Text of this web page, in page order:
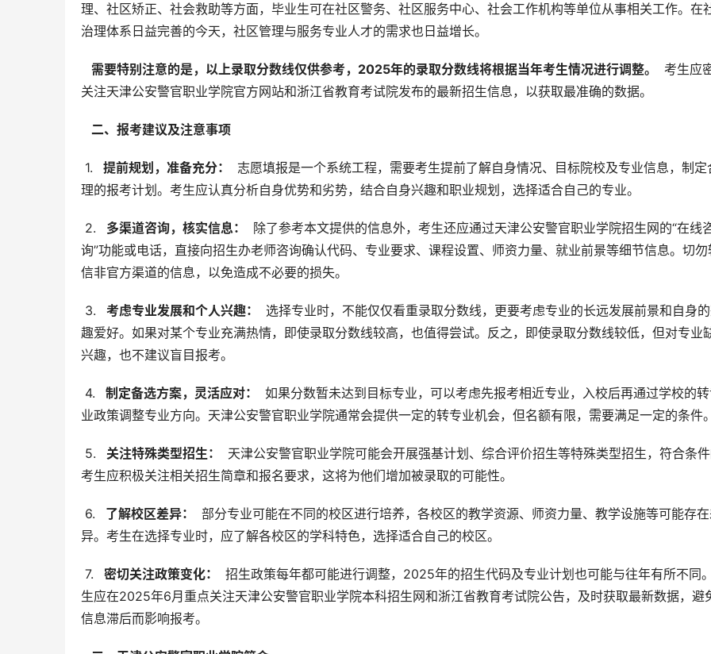
理、社区矫正、社会救助等方面，毕业生可在社区警务、社区服务中心、社会工作机构等单位从事相关工作。在
治理体系日益完善的今天，社区管理与服务专业人才的需求也日益增长。
  需要特别注意的是，以上录取分数线仅供参考，2025年的录取分数线将根据当年考生情况进行调整。
考生应
关注天津公安警官职业学院官方网站和浙江省教育考试院发布的最新招生信息，以获取最准确的数据。
  二、报考建议及注意事项
1.
  提前规划，准备充分：
志愿填报是一个系统工程，需要考生提前了解自身情况、目标院校及专业信息，制定
理的报考计划。考生应认真分析自身优势和劣势，结合自身兴趣和职业规划，选择适合自己的专业。
2.
  多渠道咨询，核实信息：
除了参考本文提供的信息外，考生还应通过天津公安警官职业学院招生网的“在线
询”功能或电话，直接向招生办老师咨询确认代码、专业要求、课程设置、师资力量、就业前景等细节信息。切勿
信非官方渠道的信息，以免造成不必要的损失。
3.
  考虑专业发展和个人兴趣：
选择专业时，不能仅仅看重录取分数线，更要考虑专业的长远发展前景和自身
趣爱好。如果对某个专业充满热情，即使录取分数线较高，也值得尝试。反之，即使录取分数线较低，但对专业
兴趣，也不建议盲目报考。
4.
  制定备选方案，灵活应对：
如果分数暂未达到目标专业，可以考虑先报考相近专业，入校后再通过学校的
业政策调整专业方向。天津公安警官职业学院通常会提供一定的转专业机会，但名额有限，需要满足一定的条件。
5.
  关注特殊类型招生：
天津公安警官职业学院可能会开展强基计划、综合评价招生等特殊类型招生，符合条
考生应积极关注相关招生简章和报名要求，这将为他们增加被录取的可能性。
6.
  了解校区差异：
部分专业可能在不同的校区进行培养，各校区的教学资源、师资力量、教学设施等可能存
异。考生在选择专业时，应了解各校区的学科特色，选择适合自己的校区。
7.
  密切关注政策变化：
招生政策每年都可能进行调整，2025年的招生代码及专业计划也可能与往年有所不同
生应在2025年6月重点关注天津公安警官职业学院本科招生网和浙江省教育考试院公告，及时获取最新数据，避
信息滞后而影响报考。